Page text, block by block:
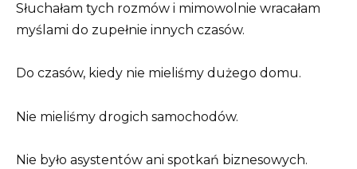
Słuchałam tych rozmów i mimowolnie wracałam
myślami do zupełnie innych czasów.
Do czasów, kiedy nie mieliśmy dużego domu.
Nie mieliśmy drogich samochodów.
Nie było asystentów ani spotkań biznesowych.